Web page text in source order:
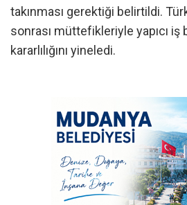
takınması gerektiği belirtildi.
sonrası müttefikleriyle yapıcı
kararlılığını yineledi.